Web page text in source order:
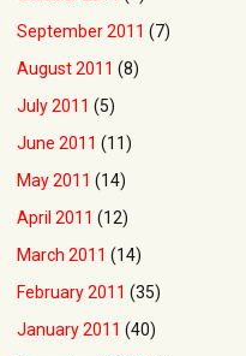
September 2011 (7)
August 2011 (8)
July 2011 (5)
June 2011 (11)
May 2011 (14)
April 2011 (12)
March 2011 (14)
February 2011 (35)
January 2011 (40)